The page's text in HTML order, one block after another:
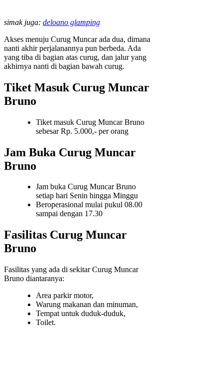
simak juga: deloano glamping
Akses menuju Curug Muncar ada dua, dimana
nanti akhir perjalanannya pun berbeda. Ada
yang tiba di bagian atas curug, dan jalur yang
akhirnya nanti di bagian bawah curug.
Tiket Masuk Curug Muncar
Bruno
Tiket masuk Curug Muncar Bruno
sebesar Rp. 5.000,- per orang
Jam Buka Curug Muncar
Bruno
Jam buka Curug Muncar Bruno
setiap hari Senin hingga Minggu
Beroperasional mulai pukul 08.00
sampai dengan 17.30
Fasilitas Curug Muncar
Bruno
Fasilitas yang ada di sekitar Curug Muncar
Bruno diantaranya:
Area parkir motor,
Warung makanan dan minuman,
Tempat untuk duduk-duduk,
Toilet.